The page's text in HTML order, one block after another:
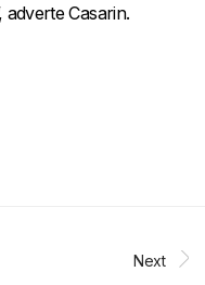
Casarin.
Next